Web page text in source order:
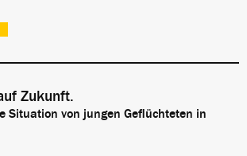
Zukunft.
Situation von jungen Geflüchteten in